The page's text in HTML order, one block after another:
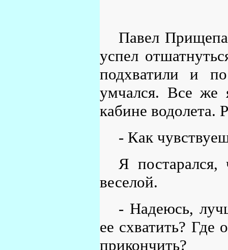
Павел
успел
подхватили и
умчался. Все же
кабине водолета.
- Как
Я постарался,
веселой.
- Надеюсь,
ее схватить? Где
прикончить?